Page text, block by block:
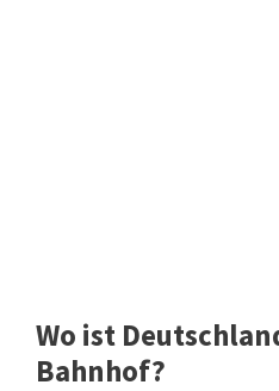
Wo ist
Bahnhof?